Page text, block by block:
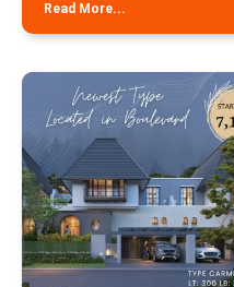
Read More...